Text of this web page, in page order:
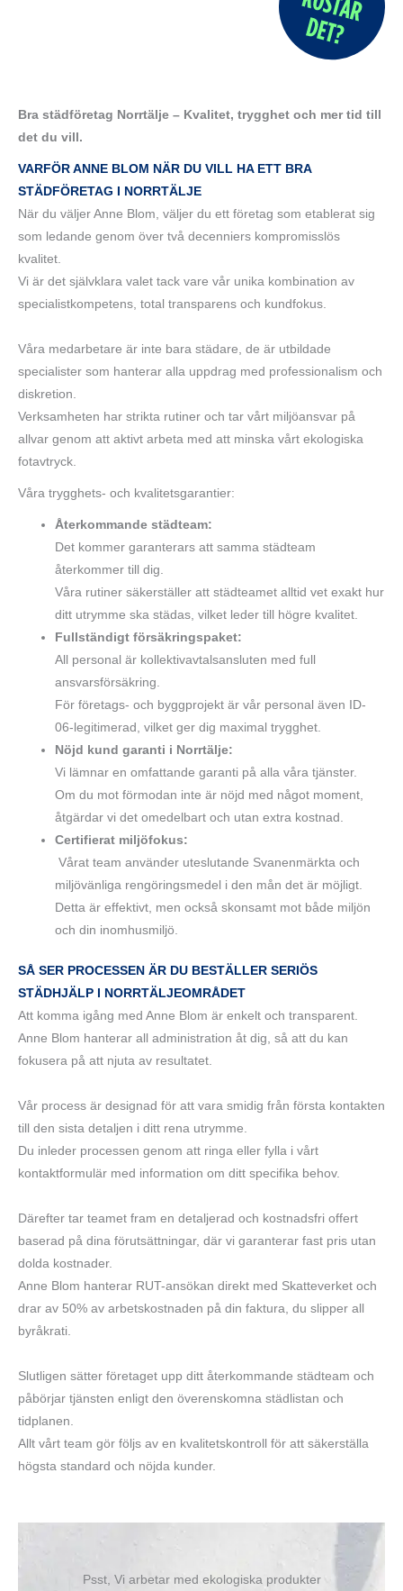
Bra städföretag Norrtälje – Kvalitet, trygghet och mer tid till
det du vill.
VARFÖR ANNE BLOM NÄR DU VILL HA ETT BRA
STÄDFÖRETAG I NORRTÄLJE
När du väljer Anne Blom, väljer du ett företag som etablerat sig
som ledande genom över två decenniers kompromisslös
kvalitet.
Vi är det självklara valet tack vare vår unika kombination av
specialistkompetens, total transparens och kundfokus.
Våra medarbetare är inte bara städare, de är utbildade
specialister som hanterar alla uppdrag med professionalism och
diskretion.
Verksamheten har strikta rutiner och tar vårt miljöansvar på
allvar genom att aktivt arbeta med att minska vårt ekologiska
fotavtryck.
Våra trygghets- och kvalitetsgarantier:
Återkommande städteam:
Det kommer garanterars att samma städteam
återkommer till dig.
Våra rutiner säkerställer att städteamet alltid vet exakt hur
ditt utrymme ska städas, vilket leder till högre kvalitet.
Fullständigt försäkringspaket:
All personal är kollektivavtalsansluten med full
ansvarsförsäkring.
För företags- och byggprojekt är vår personal även ID-
06-legitimerad, vilket ger dig maximal trygghet.
Nöjd kund garanti i Norrtälje:
Vi lämnar en omfattande garanti på alla våra tjänster.
Om du mot förmodan inte är nöjd med något moment,
åtgärdar vi det omedelbart och utan extra kostnad.
Certifierat miljöfokus:
Vårat team använder uteslutande Svanenmärkta och
miljövänliga rengöringsmedel i den mån det är möjligt.
Detta är effektivt, men också skonsamt mot både miljön
och din inomhusmiljö.
SÅ SER PROCESSEN ÄR DU BESTÄLLER SERIÖS
STÄDHJÄLP I NORRTÄLJEOMRÅDET
Att komma igång med Anne Blom är enkelt och transparent.
Anne Blom hanterar all administration åt dig, så att du kan
fokusera på att njuta av resultatet.
Vår process är designad för att vara smidig från första kontakten
till den sista detaljen i ditt rena utrymme.
Du inleder processen genom att ringa eller fylla i vårt
kontaktformulär med information om ditt specifika behov.
Därefter tar teamet fram en detaljerad och kostnadsfri offert
baserad på dina förutsättningar, där vi garanterar fast pris utan
dolda kostnader.
Anne Blom hanterar RUT-ansökan direkt med Skatteverket och
drar av 50% av arbetskostnaden på din faktura, du slipper all
byråkrati.
Slutligen sätter företaget upp ditt återkommande städteam och
påbörjar tjänsten enligt den överenskomna städlistan och
tidplanen.
Allt vårt team gör följs av en kvalitetskontroll för att säkerställa
högsta standard och nöjda kunder.
Psst, Vi arbetar med ekologiska produkter